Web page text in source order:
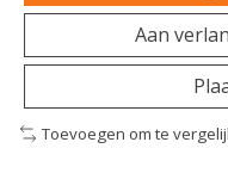
Aan
Toevoegen om te